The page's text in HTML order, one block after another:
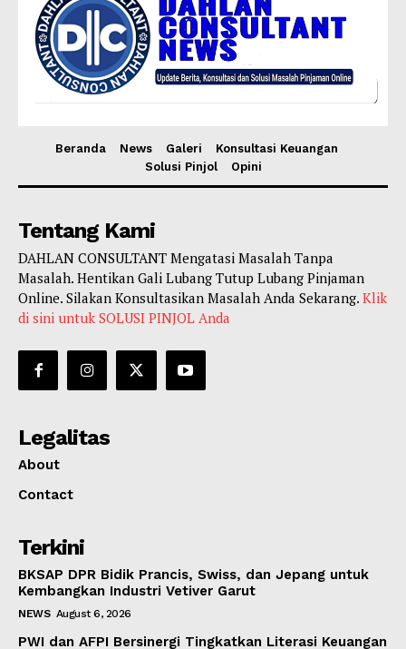
Beranda News Galeri
Konsultasi Keuangan
Solusi Pinjol
Opini
Tentang Kami
DAHLAN CONSULTANT Mengatasi Masalah Tanpa
Masalah. Hentikan Gali Lubang Tutup Lubang Pinjaman
Online. Silakan Konsultasikan Masalah Anda Sekarang. Klik
di sini untuk SOLUSI PINJOL Anda
Legalitas
About
Contact
Terkini
BKSAP DPR Bidik Prancis, Swiss, dan Jepang untuk
Kembangkan Industri Vetiver Garut
NEWS August 6, 2026
PWI dan AFPI Bersinergi Tingkatkan Literasi Keuangan